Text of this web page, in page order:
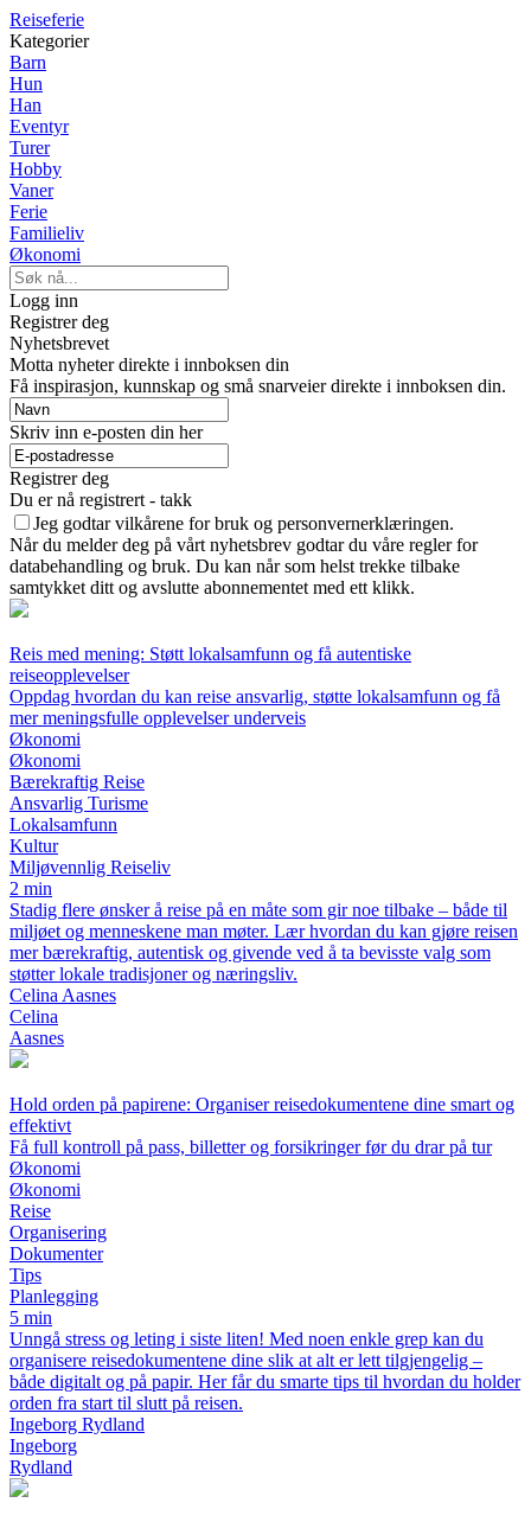
Reiseferie
Kategorier
Barn
Hun
Han
Eventyr
Turer
Hobby
Vaner
Ferie
Familieliv
Økonomi
Logg inn
Registrer deg
Nyhetsbrevet
Motta nyheter direkte i innboksen din
Få inspirasjon, kunnskap og små snarveier direkte i innboksen din.
Skriv inn e-posten din her
Registrer deg
Du er nå registrert - takk
Jeg godtar vilkårene for bruk og personvernerklæringen.
Når du melder deg på vårt nyhetsbrev godtar du våre regler for
databehandling og bruk. Du kan når som helst trekke tilbake
samtykket ditt og avslutte abonnementet med ett klikk.
Reis med mening: Støtt lokalsamfunn og få autentiske
reiseopplevelser
Oppdag hvordan du kan reise ansvarlig, støtte lokalsamfunn og få
mer meningsfulle opplevelser underveis
Økonomi
Økonomi
Bærekraftig Reise
Ansvarlig Turisme
Lokalsamfunn
Kultur
Miljøvennlig Reiseliv
2 min
Stadig flere ønsker å reise på en måte som gir noe tilbake – både til
miljøet og menneskene man møter. Lær hvordan du kan gjøre reisen
mer bærekraftig, autentisk og givende ved å ta bevisste valg som
støtter lokale tradisjoner og næringsliv.
Celina Aasnes
Celina
Aasnes
Hold orden på papirene: Organiser reisedokumentene dine smart og
effektivt
Få full kontroll på pass, billetter og forsikringer før du drar på tur
Økonomi
Økonomi
Reise
Organisering
Dokumenter
Tips
Planlegging
5 min
Unngå stress og leting i siste liten! Med noen enkle grep kan du
organisere reisedokumentene dine slik at alt er lett tilgjengelig –
både digitalt og på papir. Her får du smarte tips til hvordan du holder
orden fra start til slutt på reisen.
Ingeborg Rydland
Ingeborg
Rydland